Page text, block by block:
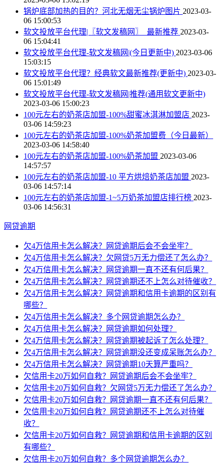
锅炉底部加热的目的？河北无烟无尘锅炉图片 2023-03-
06 15:00:53
软文投放平台代理|〖软文发稿网〗_最新推荐 2023-03-
06 15:04:41
软文投放平台代理-软文发稿网|(今日更新中) 2023-03-06
15:03:15
软文投放平台代理？经典软文最新推荐(更新中) 2023-03-
06 15:01:49
软文投放平台代理-软文发稿网|推荐(通用软文更新中)
2023-03-06 15:00:23
100元左右的奶茶店加盟-100%甜蜜冰淇淋加盟店 2023-
03-06 14:59:23
100元左右的奶茶店加盟-100%奶茶加盟费（今日最新）
2023-03-06 14:58:40
100元左右的奶茶店加盟-100%奶茶加盟 2023-03-06
14:57:57
100元左右的奶茶店加盟-10 平方烘焙奶茶店加盟 2023-
03-06 14:57:14
100元左右的奶茶店加盟-1~5万奶茶加盟店排行榜 2023-
03-06 14:56:31
网贷逾期
欠4万信用卡怎么解决？网贷逾期后会不会坐牢？
欠4万信用卡怎么解决？欠网贷5万无力偿还了怎么办？
欠4万信用卡怎么解决？网贷逾期一直不还有何后果？
欠4万信用卡怎么解决？网贷逾期还不上怎么对待催收？
欠4万信用卡怎么解决？网贷逾期和信用卡逾期的区别有
哪些？
欠4万信用卡怎么解决？多个网贷逾期怎么办？
欠4万信用卡怎么解决？网贷逾期如何处理？
欠4万信用卡怎么解决？网贷逾期被起诉了怎么处理？
欠4万信用卡怎么解决？网贷逾期没还变成呆账怎么办？
欠4万信用卡怎么解决？网贷逾期10天算严重吗？
欠信用卡20万如何自救？网贷逾期后会不会坐牢？
欠信用卡20万如何自救？欠网贷5万无力偿还了怎么办？
欠信用卡20万如何自救？网贷逾期一直不还有何后果？
欠信用卡20万如何自救？网贷逾期还不上怎么对待催
收？
欠信用卡20万如何自救？网贷逾期和信用卡逾期的区别
有哪些？
欠信用卡20万如何自救？多个网贷逾期怎么办？